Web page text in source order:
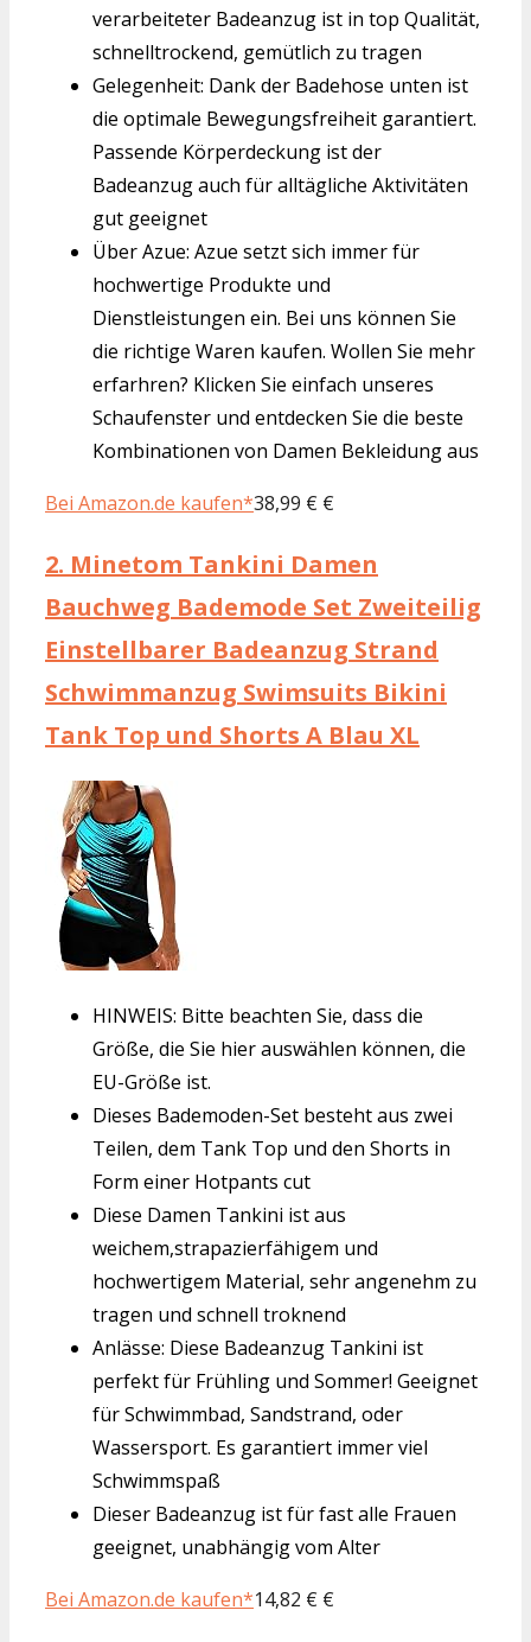
verarbeiteter Badeanzug ist in top Qualität,
schnelltrockend, gemütlich zu tragen
Gelegenheit: Dank der Badehose unten ist
die optimale Bewegungsfreiheit garantiert.
Passende Körperdeckung ist der
Badeanzug auch für alltägliche Aktivitäten
gut geeignet
Über Azue: Azue setzt sich immer für
hochwertige Produkte und
Dienstleistungen ein. Bei uns können Sie
die richtige Waren kaufen. Wollen Sie mehr
erfarhren? Klicken Sie einfach unseres
Schaufenster und entdecken Sie die beste
Kombinationen von Damen Bekleidung aus
Bei Amazon.de kaufen*38,99 € €
2. Minetom Tankini Damen
Bauchweg Bademode Set Zweiteilig
Einstellbarer Badeanzug Strand
Schwimmanzug Swimsuits Bikini
Tank Top und Shorts A Blau XL
HINWEIS: Bitte beachten Sie, dass die
Größe, die Sie hier auswählen können, die
EU-Größe ist.
Dieses Bademoden-Set besteht aus zwei
Teilen, dem Tank Top und den Shorts in
Form einer Hotpants cut
Diese Damen Tankini ist aus
weichem,strapazierfähigem und
hochwertigem Material, sehr angenehm zu
tragen und schnell troknend
Anlässe: Diese Badeanzug Tankini ist
perfekt für Frühling und Sommer! Geeignet
für Schwimmbad, Sandstrand, oder
Wassersport. Es garantiert immer viel
Schwimmspaß
Dieser Badeanzug ist für fast alle Frauen
geeignet, unabhängig vom Alter
Bei Amazon.de kaufen*14,82 € €